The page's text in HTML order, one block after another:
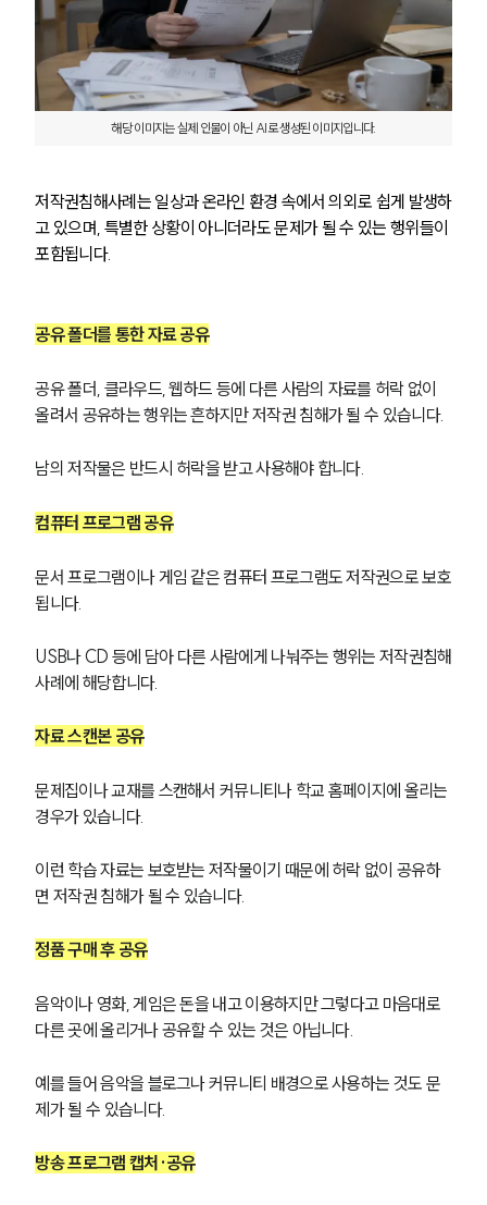
해당 이미지는 실제 인물이 아닌 AI로 생성된 이미지입니다.
저작권침해사례는 일상과 온라인 환경 속에서 의외로 쉽게 발생하
고 있으며, 특별한 상황이 아니더라도 문제가 될 수 있는 행위들이
포함됩니다.
공유 폴더를 통한 자료 공유
공유 폴더, 클라우드, 웹하드 등에 다른 사람의 자료를 허락 없이
올려서 공유하는 행위는 흔하지만 저작권 침해가 될 수 있습니다.
남의 저작물은 반드시 허락을 받고 사용해야 합니다.
컴퓨터 프로그램 공유
문서 프로그램이나 게임 같은 컴퓨터 프로그램도 저작권으로 보호
됩니다.
USB나 CD 등에 담아 다른 사람에게 나눠주는 행위는 저작권침해
사례에 해당합니다.
자료 스캔본 공유
문제집이나 교재를 스캔해서 커뮤니티나 학교 홈페이지에 올리는
경우가 있습니다.
이런 학습 자료는 보호받는 저작물이기 때문에 허락 없이 공유하
면 저작권 침해가 될 수 있습니다.
정품 구매 후 공유
음악이나 영화, 게임은 돈을 내고 이용하지만 그렇다고 마음대로
다른 곳에 올리거나 공유할 수 있는 것은 아닙니다.
예를 들어 음악을 블로그나 커뮤니티 배경으로 사용하는 것도 문
제가 될 수 있습니다.
방송 프로그램 캡처·공유